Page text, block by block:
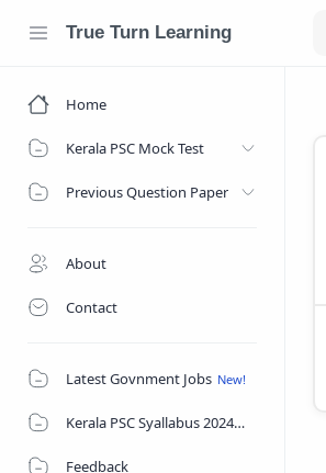
True Turn Learning
Home
Kerala PSC Mock Test
Previous Question Paper
About
Contact
Latest Govnment Jobs
Kerala PSC Syallabus 2024
Feedback